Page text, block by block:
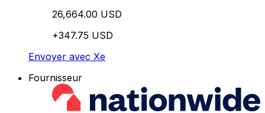
26,664.00 USD
+347.75 USD
Envoyer avec Xe
Fournisseur